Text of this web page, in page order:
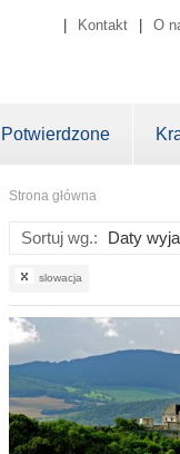
Kontakt O
Potwierdzone
Strona główna
Sortuj wg.:
slowacja